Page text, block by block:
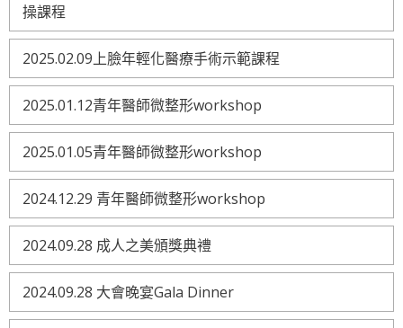
操課程
2025.02.09上臉年輕化醫療手術示範課程
2025.01.12青年醫師微整形workshop
2025.01.05青年醫師微整形workshop
2024.12.29 青年醫師微整形workshop
2024.09.28 成人之美頒獎典禮
2024.09.28 大會晚宴Gala Dinner